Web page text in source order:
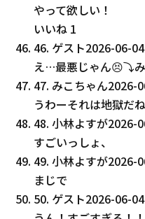
やって欲しい！
いいね 1
46. ゲスト2026-06-
え…最悪じゃん😣⤵️
47. みこちゃん2026-
うわーそれは地獄だ
48. 小林よすが2026-
すごいっしょ、
49. 小林よすが2026-
まじで
50. ゲスト2026-06-